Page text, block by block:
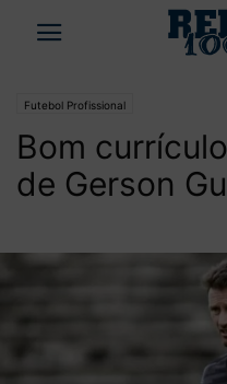
Futebol Profissional
Bom
de Gerson